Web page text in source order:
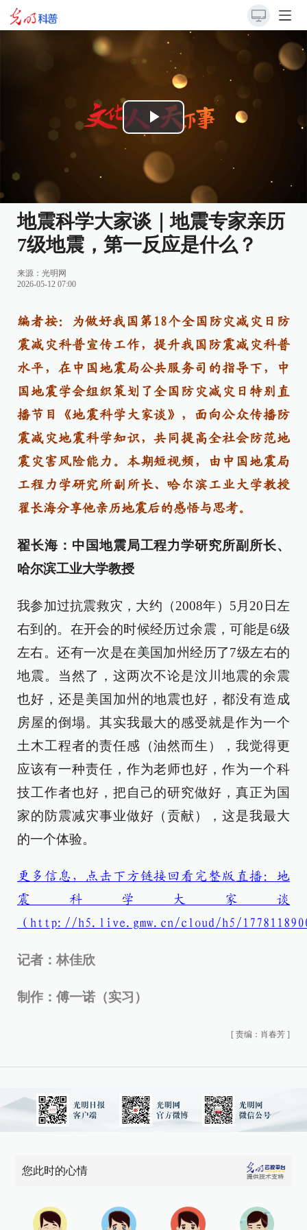
Play
Video
地震科学大家谈｜地震专家亲历
7级地震，第一反应是什么？
来源： 光明网
2026-05-12 07:00
编者按：为做好我国第18个全国防灾减灾日防
震减灾科普宣传工作，提升我国防震减灾科普
水平，在中国地震局公共服务司的指导下，中
国地震学会组织策划了全国防灾减灾日特别直
播节目《地震科学大家谈》，面向公众传播防
震减灾地震科学知识，共同提高全社会防范地
震灾害风险能力。本期短视频，由中国地震局
工程力学研究所副所长、哈尔滨工业大学教授
翟长海分享他亲历地震后的感悟与思考。
翟长海：中国地震局工程力学研究所副所长、
哈尔滨工业大学教授
我参加过抗震救灾，大约（2008年）5月20日左
右到的。在开会的时候经历过余震，可能是6级
左右。还有一次是在美国加州经历了7级左右的
地震。当然了，这两次不论是汶川地震的余震
也好，还是美国加州的地震也好，都没有造成
房屋的倒塌。其实我最大的感受就是作为一个
土木工程者的责任感（油然而生），我觉得更
应该有一种责任，作为老师也好，作为一个科
技工作者也好，把自己的研究做好，真正为国
家的防震减灾事业做好（贡献），这是我最大
的一个体验。
更多信息，点击下方链接回看完整版直播：地
震科学大家谈
（http://h5.live.gmw.cn/cloud/h5/
记者：林佳欣
制作：傅一诺（实习）
[ 责编：肖春芳 ]
您此时的心情